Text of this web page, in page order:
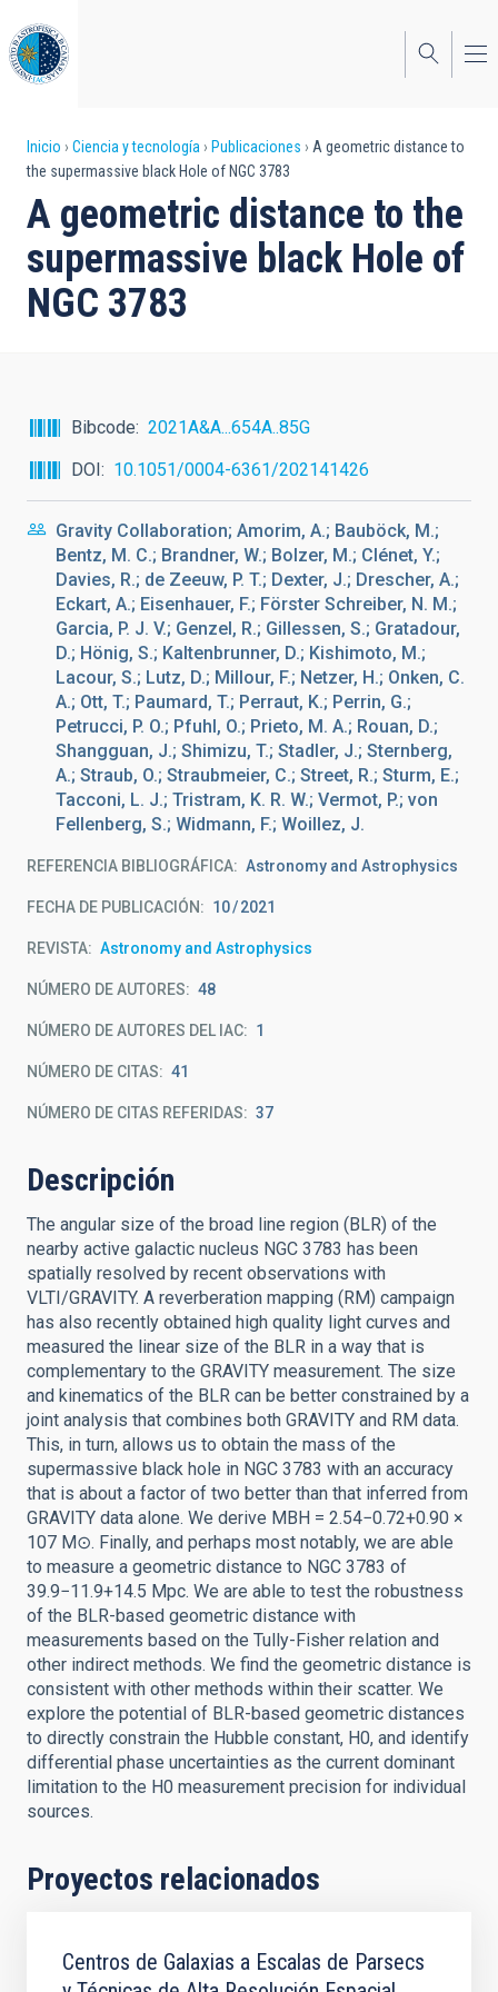
al
contenido
principal
Sobrescribir
enlaces
de
ayuda
a
Inicio Ciencia y tecnología Publicaciones
A geometric distance to
the supermassive black Hole of NGC 3783
A geometric distance to the
supermassive black Hole of
NGC 3783
Bibcode
2021A&A...654A..85G
DOI
10.1051/0004-6361/202141426
Gravity Collaboration; Amorim, A.; Bauböck, M.;
Bentz, M. C.; Brandner, W.; Bolzer, M.; Clénet, Y.;
Davies, R.; de Zeeuw, P. T.; Dexter, J.; Drescher, A.;
Eckart, A.; Eisenhauer, F.; Förster Schreiber, N. M.;
Garcia, P. J. V.; Genzel, R.; Gillessen, S.; Gratadour,
D.; Hönig, S.; Kaltenbrunner, D.; Kishimoto, M.;
Lacour, S.; Lutz, D.; Millour, F.; Netzer, H.; Onken, C.
A.; Ott, T.; Paumard, T.; Perraut, K.; Perrin, G.;
Petrucci, P. O.; Pfuhl, O.; Prieto, M. A.; Rouan, D.;
Shangguan, J.; Shimizu, T.; Stadler, J.; Sternberg,
A.; Straub, O.; Straubmeier, C.; Street, R.; Sturm, E.;
Tacconi, L. J.; Tristram, K. R. W.; Vermot, P.; von
Fellenberg, S.; Widmann, F.; Woillez, J.
REFERENCIA BIBLIOGRÁFICA Astronomy and Astrophysics
FECHA DE PUBLICACIÓN: 10 2021
REVISTA Astronomy and Astrophysics
NÚMERO DE AUTORES 48
NÚMERO DE AUTORES DEL IAC 1
NÚMERO DE CITAS 41
NÚMERO DE CITAS REFERIDAS 37
Descripción
The angular size of the broad line region (BLR) of the
nearby active galactic nucleus NGC 3783 has been
spatially resolved by recent observations with
VLTI/GRAVITY. A reverberation mapping (RM) campaign
has also recently obtained high quality light curves and
measured the linear size of the BLR in a way that is
complementary to the GRAVITY measurement. The size
and kinematics of the BLR can be better constrained by a
joint analysis that combines both GRAVITY and RM data.
This, in turn, allows us to obtain the mass of the
supermassive black hole in NGC 3783 with an accuracy
that is about a factor of two better than that inferred from
GRAVITY data alone. We derive MBH = 2.54−0.72+0.90 ×
107 M⊙. Finally, and perhaps most notably, we are able
to measure a geometric distance to NGC 3783 of
39.9−11.9+14.5 Mpc. We are able to test the robustness
of the BLR-based geometric distance with
measurements based on the Tully-Fisher relation and
other indirect methods. We find the geometric distance is
consistent with other methods within their scatter. We
explore the potential of BLR-based geometric distances
to directly constrain the Hubble constant, H0, and identify
differential phase uncertainties as the current dominant
limitation to the H0 measurement precision for individual
sources.
Proyectos relacionados
Centros de Galaxias a Escalas de Parsecs